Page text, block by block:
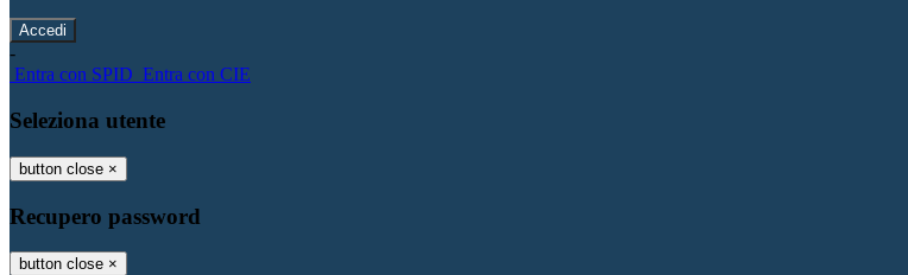
-
Entra con SPID Entra con CIE
Seleziona utente
button close ×
Recupero password
button close ×